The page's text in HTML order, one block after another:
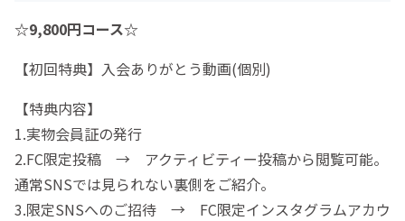
☆9,800円コース☆
【初回特典】入会ありがとう動画(個別)
【特典内容】
1.実物会員証の発行
2.FC限定投稿 → アクティビティー投稿から閲覧可能。
通常SNSでは見られない裏側をご紹介。
3.限定SNSへのご招待 → FC限定インスタグラムアカウ